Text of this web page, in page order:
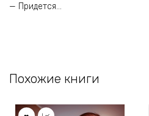
— Придется…
Похожие книги